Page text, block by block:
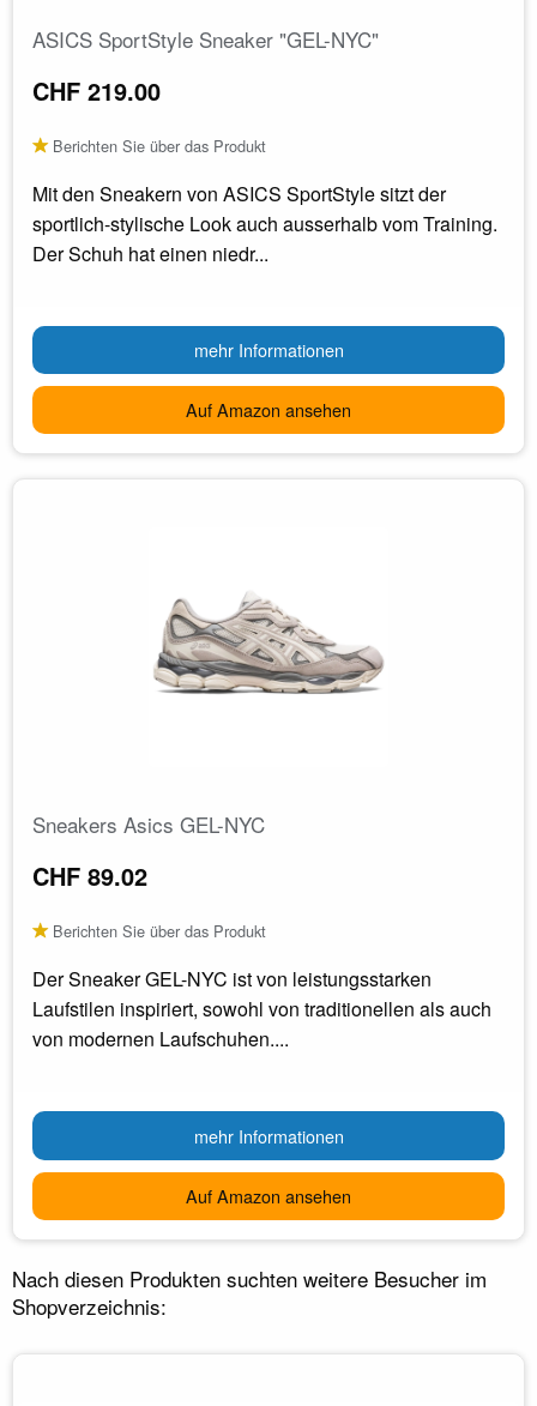
ASICS SportStyle Sneaker "GEL-NYC"
CHF 219.00
Berichten Sie über das Produkt
Mit den Sneakern von ASICS SportStyle sitzt der
sportlich-stylische Look auch ausserhalb vom Training.
Der Schuh hat einen niedr...
mehr Informationen
Auf Amazon ansehen
Sneakers Asics GEL-NYC
CHF 89.02
Berichten Sie über das Produkt
Der Sneaker GEL-NYC ist von leistungsstarken
Laufstilen inspiriert, sowohl von traditionellen als auch
von modernen Laufschuhen....
mehr Informationen
Auf Amazon ansehen
Nach diesen Produkten suchten weitere Besucher im
Shopverzeichnis: